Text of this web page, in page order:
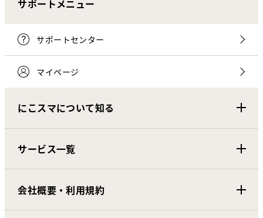
サポートメニュー
サポートセンター
マイページ
にこスマについて知る
サービス一覧
会社概要・利用規約